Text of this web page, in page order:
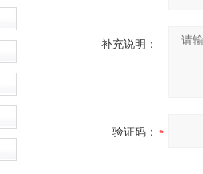
补充说明：
验证码：